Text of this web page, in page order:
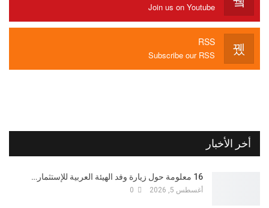
Join us on Youtube
RSS
Subscribe our RSS
أخر الأخبار
16 معلومة حول زيارة وفد الهيئة العربية للإستثمار…
أغسطس 5, 2026